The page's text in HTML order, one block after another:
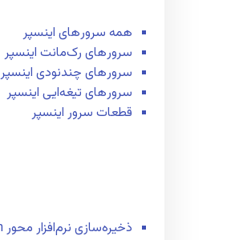
همه سرور‌های اینسپر
سرور‌های رک‌مانت اینسپر
سرور‌های چند‌نودی اینسپر
سرور‌های تیغه‌ایی اینسپر
قطعات سرور اینسپر
ذخیره‌سازی نرم‌افزار محور Ceph